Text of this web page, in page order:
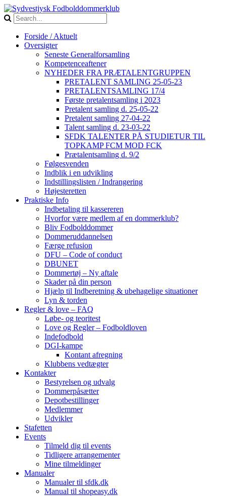
Forside / Aktuelt
Oversigter
Seneste Generalforsamling
Kompetenceaftener
NYHEDER FRA PRÆTALENTGRUPPEN
PRETALENT SAMLING 25-05-23
PRETALENTSAMLING 17/4
Første pretalentsamling i 2023
Pretalent samling d. 25-05-22
Pretalent samling 27-04-22
Talent samling d. 23-03-22
SFDK TALENTER PÅ STUDIETUR TIL
TOPKAMP FCM MOD FCK
Prætalentsamling d. 9/2
Følgesvenden
Indblik i en udvikling
Indstillingslisten / Indrangering
Højesteretten
Praktiske Info
Indbetaling til kassereren
Hvorfor være medlem af en dommerklub?
Bliv Fodbolddommer
Dommeruddannelsen
Færge refusion
DFU – Code of conduct
DBUNET
Dommertøj – Ny aftale
Skader på din person
Hjælp til Indberetning & ubehagelige situationer
Lyn & torden
Regler & love – FAQ
Løbe- og teoritest
Love og Regler – Fodboldloven
Indefodbold
DGI-kampe
Kontant afregning
Klubbens vedtægter
Kontakter
Bestyrelsen og udvalg
Dommerpåsætter
Depotbestillinger
Medlemmer
Udvikler
Stafetten
Events
Tilmeld dig til events
Tidligere arrangementer
Mine tilmeldinger
Manualer
Manualer til sfdk.dk
Manual til shopeasy.dk